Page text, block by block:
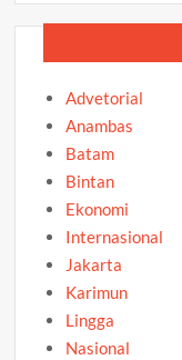
Advetorial
Anambas
Batam
Bintan
Ekonomi
Internasional
Jakarta
Karimun
Lingga
Nasional